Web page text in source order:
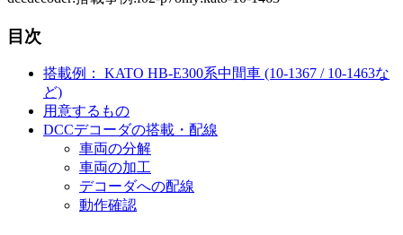
目次
搭載例： KATO HB-E300系中間車 (10-1367 / 10-1463な
ど)
用意するもの
DCCデコーダの搭載・配線
車両の分解
車両の加工
デコーダへの配線
動作確認